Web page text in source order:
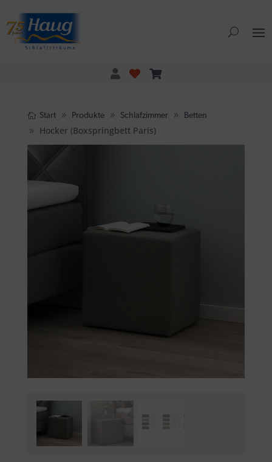
Start Produkte Schlafzimmer Betten
Hocker (Boxspringbett Paris)